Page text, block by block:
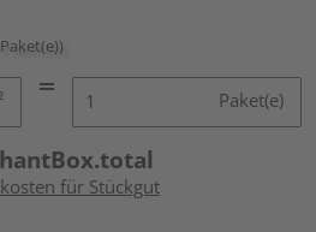
Paket(e)
für Stückgut